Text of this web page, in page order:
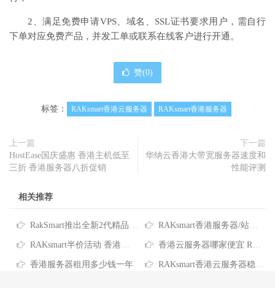
2、满足免费申请VPS、域名、SSL证书要求用户，需自行
下单对应免费产品，并发工单或联系在线客户进行开通。
赞(0)
标签： RAKsmart香港云服务器 RAKsmart香港服务器
上一篇
HostEase国庆盛惠 香港主机低至
三折 香港服务器八折促销
下一篇
华纳云香港大带宽服务器速度和
性能评测
相关推荐
RakSmart推出全新2代精品CN2网络 香港、美国硅谷、洛杉矶和西雅图多个机房支持 RAKsmart香港服务器/站群服务器/大带宽服务器/高防服务器方案汇总
RAKsmart半价活动 香港服务器首月五折优惠 香港云服务器哪家便宜 RAKsmart香港云服务器推荐
香港服务器租用多少钱一年 RAKsmart香港云服务器稳定吗